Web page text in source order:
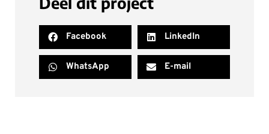
Facebook LinkedIn
WhatsApp E-mail